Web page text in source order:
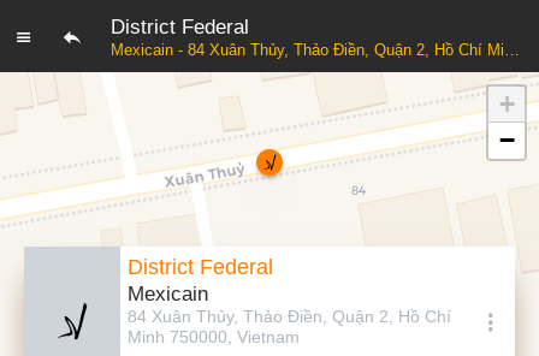
District Federal
Mexicain - 84 Xuân Thủy, Thảo Điền, Quận 2, Hồ Chí Minh 750000, Vietnam
District Federal
Mexicain
84 Xuân Thủy, Thảo Điền, Quận 2, Hồ Chí
Minh 750000, Vietnam
+
−